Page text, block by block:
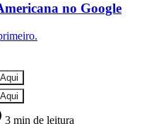
no Google
3 min de leitura